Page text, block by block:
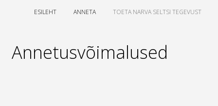
ESILEHT ANNETA TOETA NARVA SELTSI TEGEVUST
Annetusvõimalused